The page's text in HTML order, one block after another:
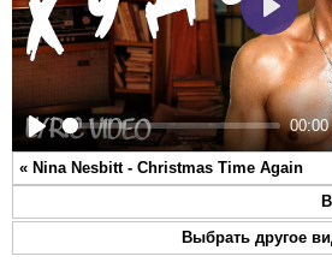
Play
00:00
Play
« Nina Nesbitt - Christmas Time Again
Выбрать другое